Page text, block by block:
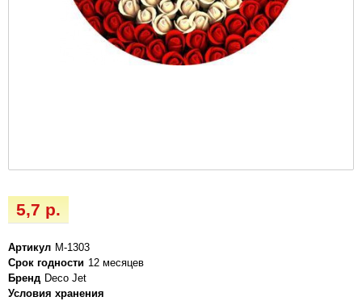
5,7 р.
Артикул М-1303
Срок годности 12 месяцев
Бренд Deco Jet
Условия хранения